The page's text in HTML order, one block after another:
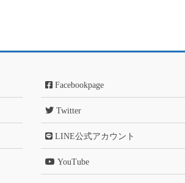
Facebookpage
Twitter
LINE公式アカウント
YouTube